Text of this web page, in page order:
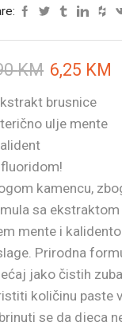
KM 6,25 KM
brusnice
ulje mente
kamencu,
sa ekstraktom
mente i
Prirodna
jako čistih
količinu paste
se da djeca